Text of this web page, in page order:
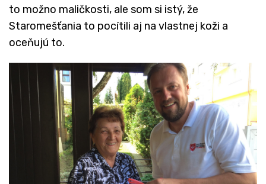
to možno maličkosti, ale som si istý, že
Staromešťania to pocítili aj na vlastnej koži a
oceňujú to.